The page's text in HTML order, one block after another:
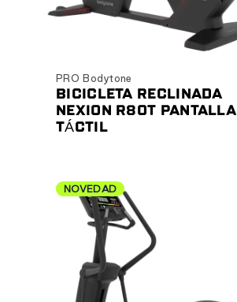
Ver producto
PRO Bodytone
BICICLETA RECLINADA
NEXION R80T PANTALLA
TÁCTIL
NOVEDAD